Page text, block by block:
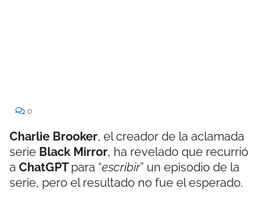
0
Charlie Brooker, el creador de la aclamada
serie Black Mirror, ha revelado que recurrió
a ChatGPT para “escribir” un episodio de la
serie, pero el resultado no fue el esperado.